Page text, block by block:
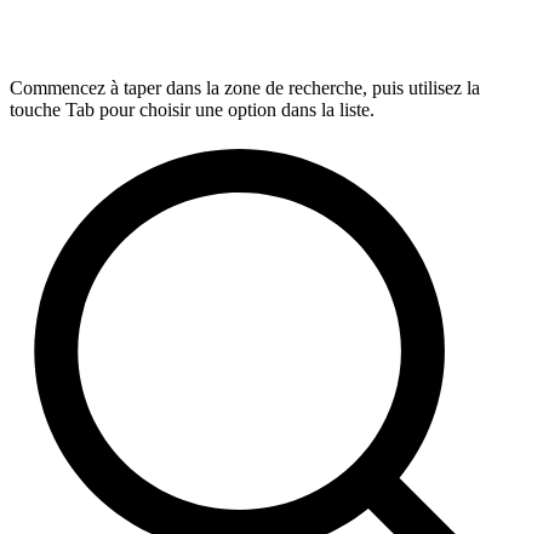
Commencez à taper dans la zone de recherche, puis utilisez la
touche Tab pour choisir une option dans la liste.